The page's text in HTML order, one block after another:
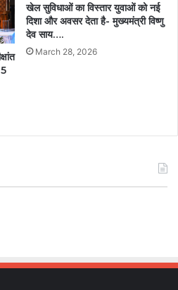
खेल सुविधाओं का विस्तार युवाओं को नई
दिशा और अवसर देता है- मुख्यमंत्री विष्णु
देव साय….
March 28, 2026